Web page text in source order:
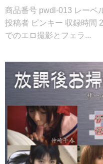
商品番号 pwdl-013 レーベ
投稿者 ピンキー 収録時間
でのエロ撮影とフェラ...